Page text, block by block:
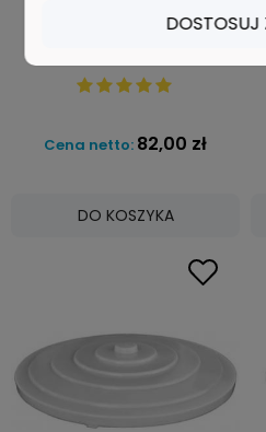
Pokrywa do pojemnika o
Cena netto: 82,00 zł
DO KOSZYKA
DOSTOSUJ